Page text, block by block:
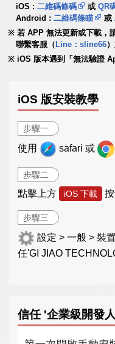
iOS :二維碼條碼 或QR
Android :二維碼條瞄 或
若 APP 無法更新或下載，
聯繫客服（ Line：sline66
iOS 版本遇到「無法驗證
iOS 版安裝教學
步驟一
使用 safari 或
步驟二
點擊上方 iOS 下載
步驟三
設定 > 一般 > 裝
任'GI JIAO
信任 '企業級開發